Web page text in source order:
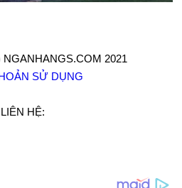
2021
SỬ DỤNG
LIÊN HỆ: